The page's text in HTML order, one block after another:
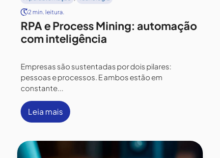
2 min. leitura.
RPA e Process Mining: automação
com inteligência
Empresas são sustentadas por dois pilares:
pessoas e processos. E ambos estão em
constante...
Leia mais